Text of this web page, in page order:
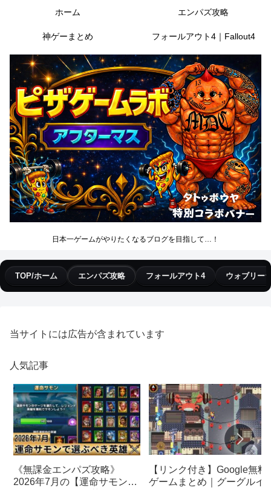
日本一ゲームがやりたくなるブログを目指して…！
ホーム エンパズ攻略
神ゲーまとめ フォールアウト4｜Fallout4
TOP/ホーム エンパズ攻略 フォールアウト4 ウォブリー
当サイトには広告が含まれています
人気記事
《無課金エンパズ攻略》
2026年7月の【運命サモン】
【リンク付き】Google無料
ゲームまとめ｜グーグルイ